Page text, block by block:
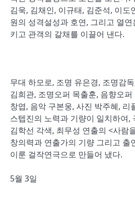
김욱, 김채인, 이규태, 김준석, 이도
원의 성격설성과 호연, 그리고 열
키고 관객의 갈채를 이끌어 낸다.
무대 하모로, 조명 유은경, 조명감
김희관, 조명오퍼 목출훈, 음향오
창엽, 음악 구본웅, 사진 박주혜, 리
스텝진의 노력과 기량이 일치하여,
김학선 각색, 최무성 연출의 <사람
창의력과 연출가의 기량 그리고 출
이룬 걸작연극으로 만들어 냈다.
5월 3일